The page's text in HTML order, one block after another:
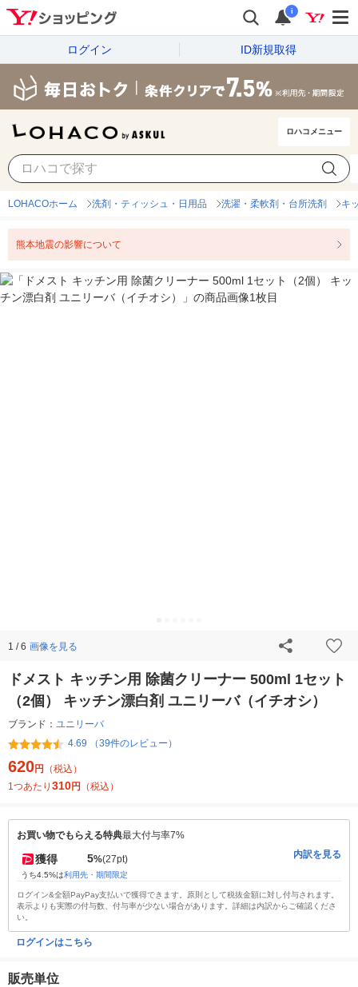
i
ログイン ID新規取得
ロハコメニュー
LOHACOホーム 洗剤・ティッシュ・日用品 洗濯・柔軟剤・台所洗剤 キ
熊本地震の影響について
1 / 6 画像を見る
ドメスト キッチン用 除菌クリーナー 500ml 1セット
（2個） キッチン漂白剤 ユニリーバ（イチオシ）
ブランド： ユニリーバ
4.69 （39件のレビュー）
620円
（税込）
1つあたり 310円 （税込）
お買い物でもらえる特典最大付与率7%
獲得 5%(27pt)
うち4.5%は利用先・期間限定
内訳を見る
ログイン&全額PayPay支払いで獲得できます。原則として税抜金額に対し付与されます。
表示よりも実際の付与数、付与率が少ない場合があります。詳細は内訳からご確認くださ
い。
ログインはこちら
販売単位